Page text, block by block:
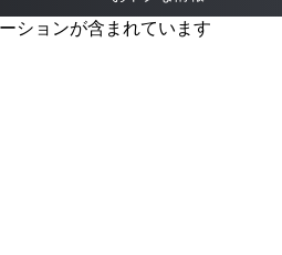
ションが含まれています